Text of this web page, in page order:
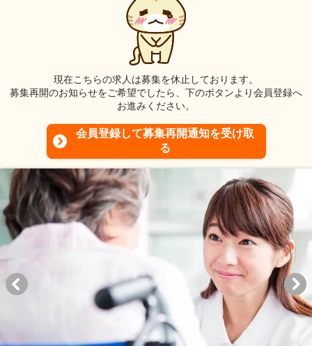
現在こちらの求人は募集を休止しております。
募集再開のお知らせをご希望でしたら、下のボタンより会員登録へ
お進みください。
会員登録して募集再開通知を受け取
る